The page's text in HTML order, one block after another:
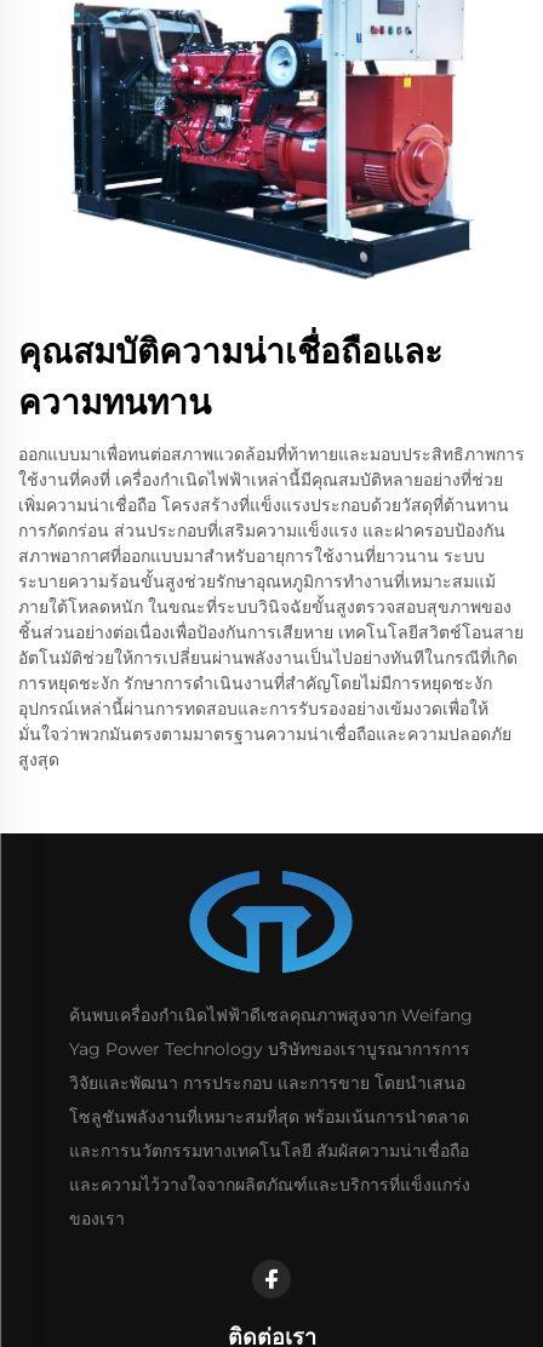
คุณสมบัติความน่าเชื่อถือและ
ความทนทาน
ออกแบบมาเพื่อทนต่อสภาพแวดล้อมที่ท้าทายและมอบประสิทธิภาพการ
ใช้งานที่คงที่ เครื่องกำเนิดไฟฟ้าเหล่านี้มีคุณสมบัติหลายอย่างที่ช่วย
เพิ่มความน่าเชื่อถือ โครงสร้างที่แข็งแรงประกอบด้วยวัสดุที่ต้านทาน
การกัดกร่อน ส่วนประกอบที่เสริมความแข็งแรง และฝาครอบป้องกัน
สภาพอากาศที่ออกแบบมาสำหรับอายุการใช้งานที่ยาวนาน ระบบ
ระบายความร้อนขั้นสูงช่วยรักษาอุณหภูมิการทำงานที่เหมาะสมแม้
ภายใต้โหลดหนัก ในขณะที่ระบบวินิจฉัยขั้นสูงตรวจสอบสุขภาพของ
ชิ้นส่วนอย่างต่อเนื่องเพื่อป้องกันการเสียหาย เทคโนโลยีสวิตช์โอนสาย
อัตโนมัติช่วยให้การเปลี่ยนผ่านพลังงานเป็นไปอย่างทันทีในกรณีที่เกิด
การหยุดชะงัก รักษาการดำเนินงานที่สำคัญโดยไม่มีการหยุดชะงัก
อุปกรณ์เหล่านี้ผ่านการทดสอบและการรับรองอย่างเข้มงวดเพื่อให้
มั่นใจว่าพวกมันตรงตามมาตรฐานความน่าเชื่อถือและความปลอดภัย
สูงสุด
ค้นพบเครื่องกำเนิดไฟฟ้าดีเซลคุณภาพสูงจาก Weifang
Yag Power Technology บริษัทของเราบูรณาการการ
วิจัยและพัฒนา การประกอบ และการขาย โดยนำเสนอ
โซลูชันพลังงานที่เหมาะสมที่สุด พร้อมเน้นการนำตลาด
และการนวัตกรรมทางเทคโนโลยี สัมผัสความน่าเชื่อถือ
และความไว้วางใจจากผลิตภัณฑ์และบริการที่แข็งแกร่ง
ของเรา
ติดต่อเรา